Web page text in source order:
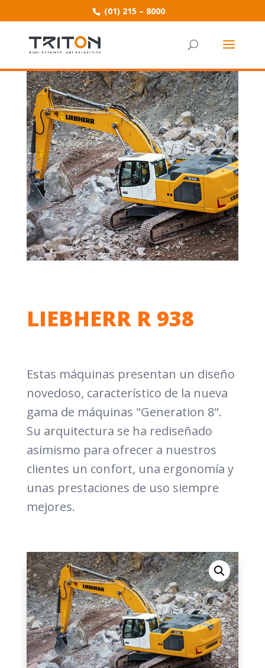
(01) 215 – 8000
LIEBHERR R 938
Estas máquinas presentan un diseño
novedoso, característico de la nueva
gama de máquinas "Generation 8".
Su arquitectura se ha rediseñado
asimismo para ofrecer a nuestros
clientes un confort, una ergonomía y
unas prestaciones de uso siempre
mejores.